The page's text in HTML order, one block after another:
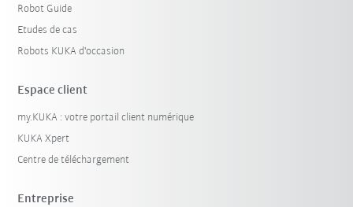
Robot Guide
Etudes de cas
Robots KUKA d'occasion
Espace client
my.KUKA : votre portail client numérique
KUKA Xpert
Centre de téléchargement
Entreprise